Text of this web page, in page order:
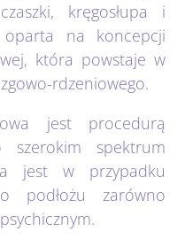
Kontakt
kręgosłupa i
oparta na koncepcji
która powstaje w
rdzeniowego.
jest procedurą
szerokim spektrum
jest w przypadku
podłożu zarówno